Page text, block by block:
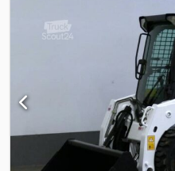
SNABBVÄXLARE, tipphöjd: 3
skjutbara sidorutor,
BOBCAT komfortstol, fästöglor
TERRÄNGDÄCK (10 x 16.5) –
ca 3 172 mm (utan skopa ca 2
höjd: ca 1 976 mm. Pris exkl.
tillkommer lagstadgad moms.
TRANSPORT BILLIGT
NETTOPRISET (!) ∗∗∗ © pb